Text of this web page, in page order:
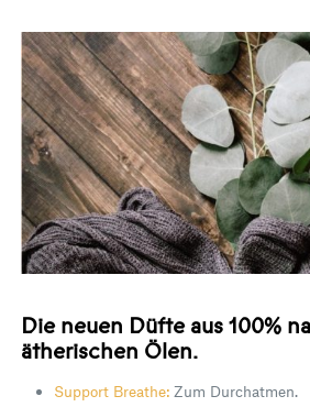
Die neuen Düfte aus 100%
ätherischen Ölen.
Support Breathe: Zum Durchatmen.